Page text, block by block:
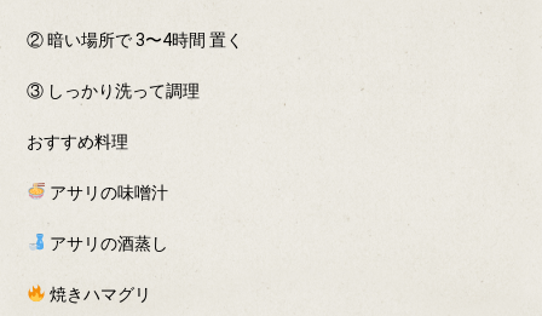
② 暗い場所で 3〜4時間 置く
③ しっかり洗って調理
おすすめ料理
アサリの味噌汁
アサリの酒蒸し
焼きハマグリ